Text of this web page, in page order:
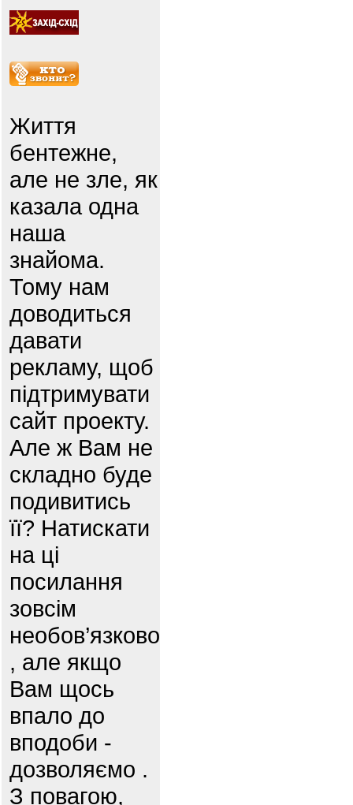
Життя
бентежне,
але не зле, як
казала одна
наша
знайома.
Тому нам
доводиться
давати
рекламу, щоб
підтримувати
сайт проекту.
Але ж Вам не
складно буде
подивитись
її? Натискати
на ці
посилання
зовсім
необов’язково
, але якщо
Вам щось
впало до
вподоби -
дозволяємо .
З повагою,